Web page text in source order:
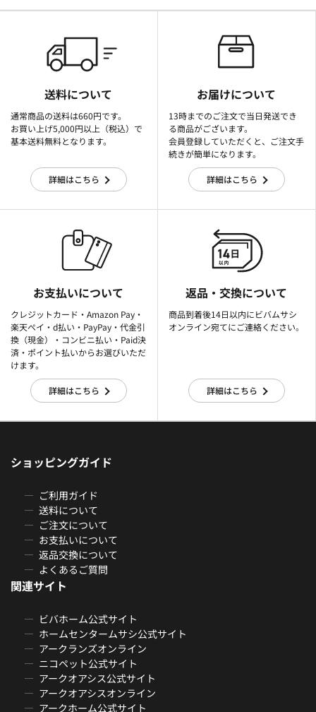
送料について
通常商品の送料は660円です。
お買い上げ5,000円以上（税込）で
基本送料無料となります。
詳細はこちら
お届けについて
13時までのご注文で当日発送でき
る商品がございます。
会員登録していただくと、ご注文手
続きが簡単になります。
詳細はこちら
お支払いについて
クレジットカード・Amazon Pay・
楽天ぺイ・d払い・PayPay・代金引
換（現金）・コンビニ払い・Paid決
済・ポイント払いからお選びいただ
けます。
詳細はこちら
返品・交換について
商品到着後14日以内にビバムサシ
オンライン宛てにご連絡ください。
詳細はこちら
ショッピングガイド
ご利用ガイド
送料について
ご注文について
お支払いについて
返品交換について
よくあるご質問
関連サイト
ビバホーム公式サイト
ホームセンタームサシ公式サイト
アークランズオンライン
ニコペット公式サイト
アークオアシス公式サイト
アークオアシスオンライン
アークホーム公式サイト